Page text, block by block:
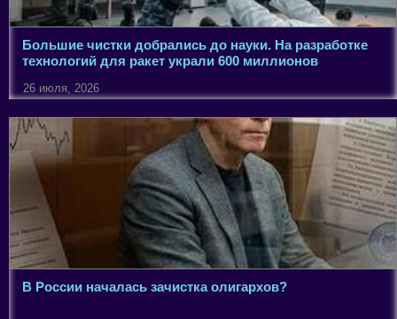
Большие чистки добрались до науки. На разработке
технологий для ракет украли 600 миллионов
26 июля, 2026
В России началась зачистка олигархов?